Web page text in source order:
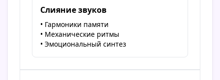
Слияние звуков
• Гармоники памяти
• Механические ритмы
• Эмоциональный синтез